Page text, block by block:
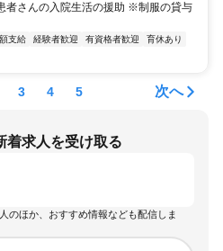
者さんの入院生活の援助 ※制服の貸与
支給 経験者歓迎 有資格者歓迎
育休あり
3 4 5 次へ
着求人を受け取る
のほか、おすすめ情報なども配信しま